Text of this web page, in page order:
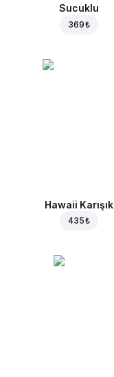
Sucuklu
369 ₺
Hawaii Karışık
435 ₺